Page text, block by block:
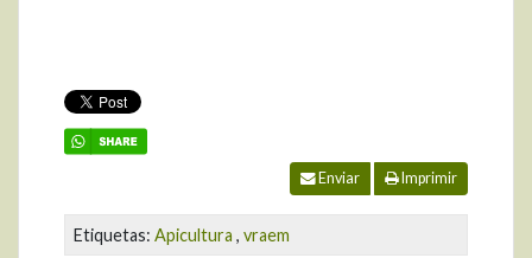
Enviar Imprimir
Etiquetas: Apicultura , vraem